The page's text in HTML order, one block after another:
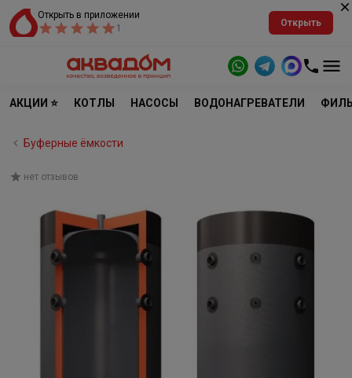
Открыть в приложении
1
Открыть
АКЦИИ ⭐ КОТЛЫ НАСОСЫ ВОДОНАГРЕВАТЕЛИ
Буферные ёмкости
нет отзывов